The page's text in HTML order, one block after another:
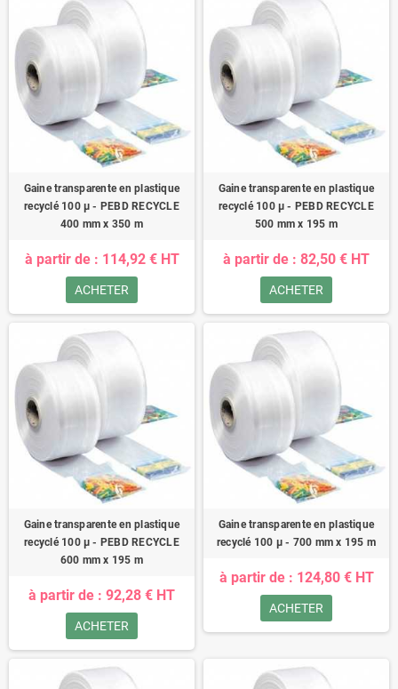
Gaine transparente en plastique
recyclé 100 µ - PEBD RECYCLE
400 mm x 350 m
à partir de : 114,92 € HT
ACHETER
Gaine transparente en plastique
recyclé 100 µ - PEBD RECYCLE
500 mm x 195 m
à partir de : 82,50 € HT
ACHETER
Gaine transparente en plastique
recyclé 100 µ - PEBD RECYCLE
600 mm x 195 m
à partir de : 92,28 € HT
ACHETER
Gaine transparente en plastique
recyclé 100 µ - 700 mm x 195 m
à partir de : 124,80 € HT
ACHETER